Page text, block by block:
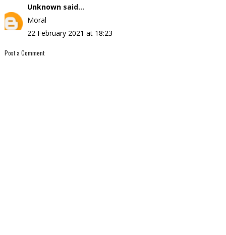
Unknownsaid...
Moral
22 February 2021 at 18:23
Post a Comment